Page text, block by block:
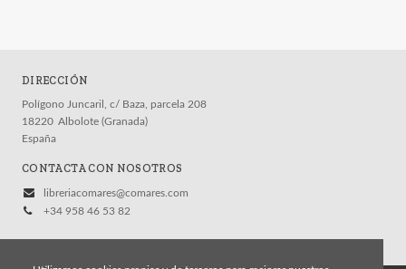
DIRECCIÓN
Polígono Juncaril, c/ Baza, parcela 208
18220 Albolote (Granada)
España
CONTACTA CON NOSOTROS
libreriacomares@comares.com
+34 958 46 53 82